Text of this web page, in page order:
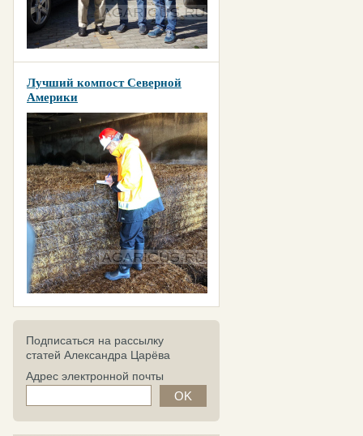
Лучший компост Северной
Америки
Подписаться на рассылку
статей Александра Царёва
Адрес электронной почты